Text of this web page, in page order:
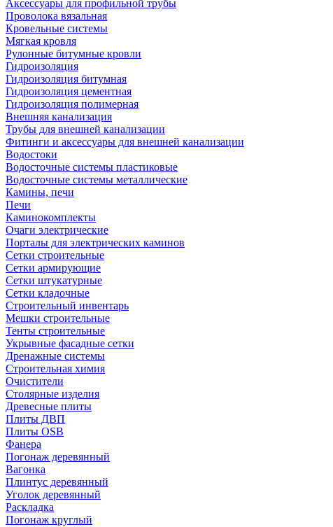
Аксессуары для профильной трубы
Проволока вязальная
Кровельные системы
Мягкая кровля
Рулонные битумные кровли
Гидроизоляция
Гидроизоляция битумная
Гидроизоляция цементная
Гидроизоляция полимерная
Внешняя канализация
Трубы для внешней канализации
Фитинги и аксессуары для внешней канализации
Водостоки
Водосточные системы пластиковые
Водосточные системы металлические
Камины, печи
Печи
Каминокомплекты
Очаги электрические
Порталы для электрических каминов
Сетки строительные
Сетки армирующие
Сетки штукатурные
Сетки кладочные
Строительный инвентарь
Мешки строительные
Тенты строительные
Укрывные фасадные сетки
Дренажные системы
Строительная химия
Очистители
Столярные изделия
Древесные плиты
Плиты ДВП
Плиты OSB
Фанера
Погонаж деревянный
Вагонка
Плинтус деревянный
Уголок деревянный
Раскладка
Погонаж круглый